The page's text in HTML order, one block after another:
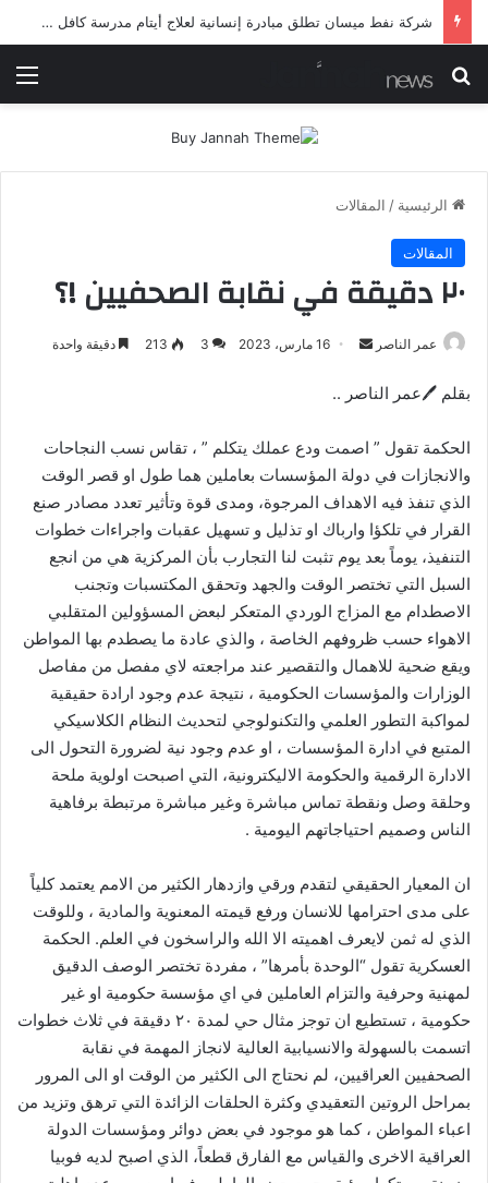
شرطة ميسان تلقي القبض على مطلقي العيارات النارية أثناء تشييع جنائزي في العمارة
بحث عن
الرئيسية / المقالات
المقالات
٢٠ دقيقة في نقابة الصحفيين !؟
عمر الناصر
أرسل
إلكترونيا
16 مارس، 2023 3
213 دقيقة واحدة
بقلم 🖊عمر الناصر ..
الحكمة تقول ” اصمت ودع عملك يتكلم ” ، تقاس نسب النجاحات
والانجازات في دولة المؤسسات بعاملين هما طول او قصر الوقت
الذي تنفذ فيه الاهداف المرجوة، ومدى قوة وتأثير تعدد مصادر صنع
القرار في تلكؤا وارباك او تذليل و تسهيل عقبات واجراءات خطوات
التنفيذ، يوماً بعد يوم تثبت لنا التجارب بأن المركزية هي من انجع
السبل التي تختصر الوقت والجهد وتحقق المكتسبات وتجنب
الاصطدام مع المزاج الوردي المتعكر لبعض المسؤولين المتقلبي
الاهواء حسب ظروفهم الخاصة ، والذي عادة ما يصطدم بها المواطن
ويقع ضحية للاهمال والتقصير عند مراجعته لاي مفصل من مفاصل
الوزارات والمؤسسات الحكومية ، نتيجة عدم وجود ارادة حقيقية
لمواكبة التطور العلمي والتكنولوجي لتحديث النظام الكلاسيكي
المتبع في ادارة المؤسسات ، او عدم وجود نية لضرورة التحول الى
الادارة الرقمية والحكومة الاليكترونية، التي اصبحت اولوية ملحة
وحلقة وصل ونقطة تماس مباشرة وغير مباشرة مرتبطة برفاهية
الناس وصميم احتياجاتهم اليومية .
ان المعيار الحقيقي لتقدم ورقي وازدهار الكثير من الامم يعتمد كلياً
على مدى احترامها للانسان ورفع قيمته المعنوية والمادية ، وللوقت
الذي له ثمن لايعرف اهميته الا الله والراسخون في العلم. الحكمة
العسكرية تقول “الوحدة بأمرها” ، مفردة تختصر الوصف الدقيق
لمهنية وحرفية والتزام العاملين في اي مؤسسة حكومية او غير
حكومية ، تستطيع ان توجز مثال حي لمدة ٢٠ دقيقة في ثلاث خطوات
اتسمت بالسهولة والانسيابية العالية لانجاز المهمة في نقابة
الصحفيين العراقيين، لم نحتاج الى الكثير من الوقت او الى المرور
بمراحل الروتين التعقيدي وكثرة الحلقات الزائدة التي ترهق وتزيد من
اعباء المواطن ، كما هو موجود في بعض دوائر ومؤسسات الدولة
العراقية الاخرى والقياس مع الفارق قطعاً، الذي اصبح لديه فوبيا